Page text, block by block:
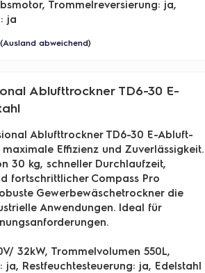
Trommelreversierung: ja,
ja
(Ausland abweichend)
Ablufttrockner TD6-30 E-
Ablufttrockner TD6-30 E-Abluft-
Effizienz und Zuverlässigkeit.
30 kg, schneller Durchlaufzeit,
fortschrittlicher Compass Pro
Gewerbewäschetrockner die
Anwendungen. Ideal für
32kW, Trommelvolumen 550L,
ja, Restfeuchtesteuerung: ja, Edelstahl